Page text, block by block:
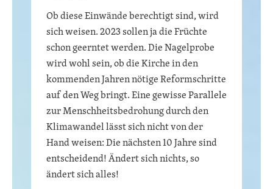
Ob diese Einwände berechtigt sind, wird
sich weisen. 2023 sollen ja die Früchte
schon geerntet werden. Die Nagelprobe
wird wohl sein, ob die Kirche in den
kommenden Jahren nötige Reformschritte
auf den Weg bringt. Eine gewisse Parallele
zur Menschheitsbedrohung durch den
Klimawandel lässt sich nicht von der
Hand weisen: Die nächsten 10 Jahre sind
entscheidend! Ändert sich nichts, so
ändert sich alles!